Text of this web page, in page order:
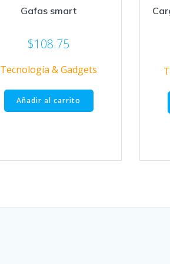
Gafas smart
$108.75
Tecnología & Gadgets
Añadir al carrito